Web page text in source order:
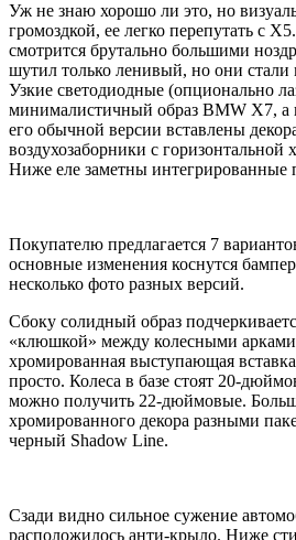
Уж не знаю хорошо ли это, но
громоздкой, ее легко перепутать с
смотрится брутально большими
шутил только ленивый, но они стали
Узкие светодиодные (опционально
минималистичный образ BMW X7, а
его обычной версии вставлены
воздухозаборники с
Ниже еле заметны интегрированные
Покупателю предлагается 7
основные изменения коснутся
несколько фото разных версий.
Сбоку солидный образ
«клюшкой» между колесными
хромированная выступающая
просто. Колеса в базе стоят 20-
можно получить 22-дюймовые.
хромированного декора разными
черный Shadow Line.
Сзади видно сильное сужение
расположилось анти-крыло. Ниже